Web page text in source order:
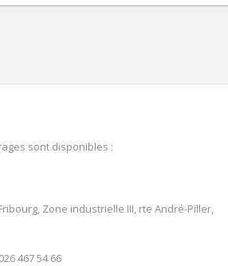
sont disponibles :
Zone industrielle III, rte André-Piller,
467 54 66